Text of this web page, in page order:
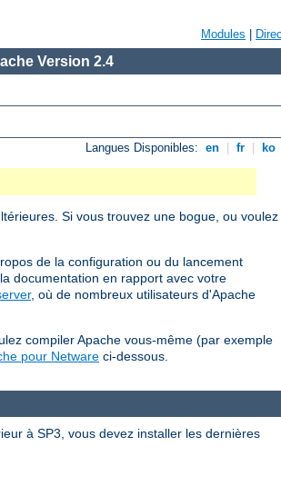
Modules
Version 2.4
Langues Disponibles: en fr ko
Si vous trouvez une bogue, ou voulez
de la configuration ou du lancement
documentation en rapport avec votre
, où de nombreux utilisateurs d'Apache
compiler Apache vous-même (par exemple
pour Netware ci-dessous.
à SP3, vous devez installer les dernières